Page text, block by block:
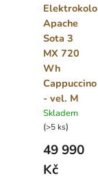
Elektrokolo
Apache
Sota 3
MX 720
Wh
Cappuccino
- vel. M
Skladem
(>5 ks)
49 990
Kč